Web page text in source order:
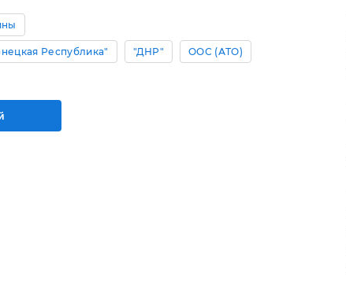
Республика" "ДНР" ООС (АТО)